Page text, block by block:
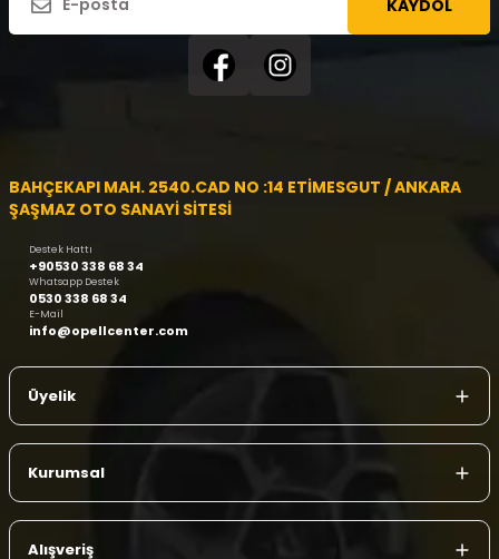
KAYDOL
BAHÇEKAPI MAH. 2540.CAD NO :14 ETİMESGUT / ANKARA
ŞAŞMAZ OTO SANAYİ SİTESİ
Destek Hattı
+90530 338 68 34
Whatsapp Destek
0530 338 68 34
E-Mail
info@opellcenter.com
Üyelik
Kurumsal
Alışveriş